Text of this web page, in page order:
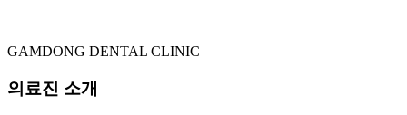
GAMDONG DENTAL CLINIC
의료진 소개